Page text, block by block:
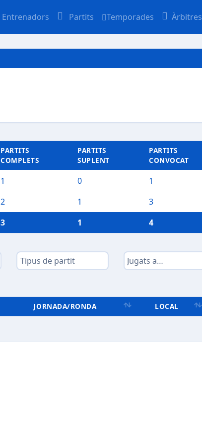
Entrenadors Partits Temporades Àrbitres
PARTITS
COMPLETS
PARTITS
SUPLENT
PARTITS
CONVOCAT
1 0 1
2 1 3
3 1 4
JORNADA/RONDA LOCAL